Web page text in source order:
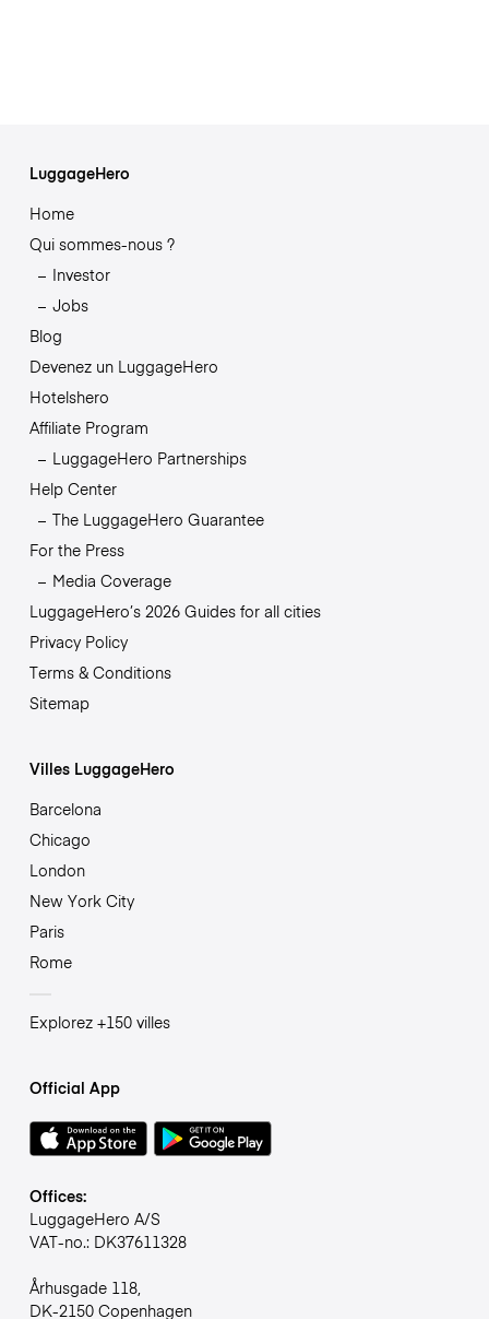
LuggageHero
Home
Qui sommes-nous ?
Investor
Jobs
Blog
Devenez un LuggageHero
Hotelshero
Affiliate Program
LuggageHero Partnerships
Help Center
The LuggageHero Guarantee
For the Press
Media Coverage
LuggageHero’s 2026 Guides for all cities
Privacy Policy
Terms & Conditions
Sitemap
Villes LuggageHero
Barcelona
Chicago
London
New York City
Paris
Rome
Explorez +150 villes
Official App
Offices:
LuggageHero A/S
VAT-no.: DK37611328
Århusgade 118,
DK-2150 Copenhagen